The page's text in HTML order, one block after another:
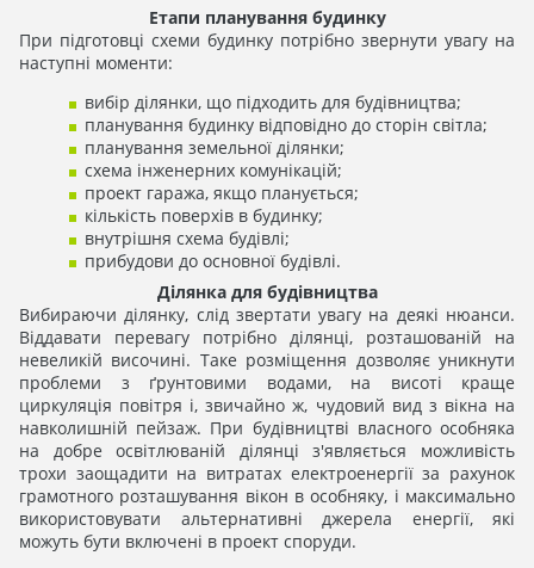
Етапи планування будинку
При підготовці схеми будинку потрібно звернути увагу на
наступні моменти:
вибір ділянки, що підходить для будівництва;
планування будинку відповідно до сторін світла;
планування земельної ділянки;
схема інженерних комунікацій;
проект гаража, якщо планується;
кількість поверхів в будинку;
внутрішня схема будівлі;
прибудови до основної будівлі.
Ділянка для будівництва
Вибираючи ділянку, слід звертати увагу на деякі нюанси.
Віддавати перевагу потрібно ділянці, розташованій на
невеликій височині. Таке розміщення дозволяє уникнути
проблеми з ґрунтовими водами, на висоті краще
циркуляція повітря і, звичайно ж, чудовий вид з вікна на
навколишній пейзаж. При будівництві власного особняка
на добре освітлюваній ділянці з'являється можливість
трохи заощадити на витратах електроенергії за рахунок
грамотного розташування вікон в особняку, і максимально
використовувати альтернативні джерела енергії, які
можуть бути включені в проект споруди.